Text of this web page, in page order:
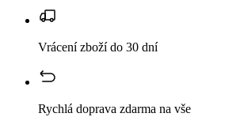
Vrácení zboží do 30 dní
Rychlá doprava zdarma na vše